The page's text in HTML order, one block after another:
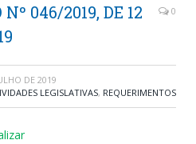
046/2019, DE 12
0
DE 2019
LEGISLATIVAS, REQUERIMENTOS